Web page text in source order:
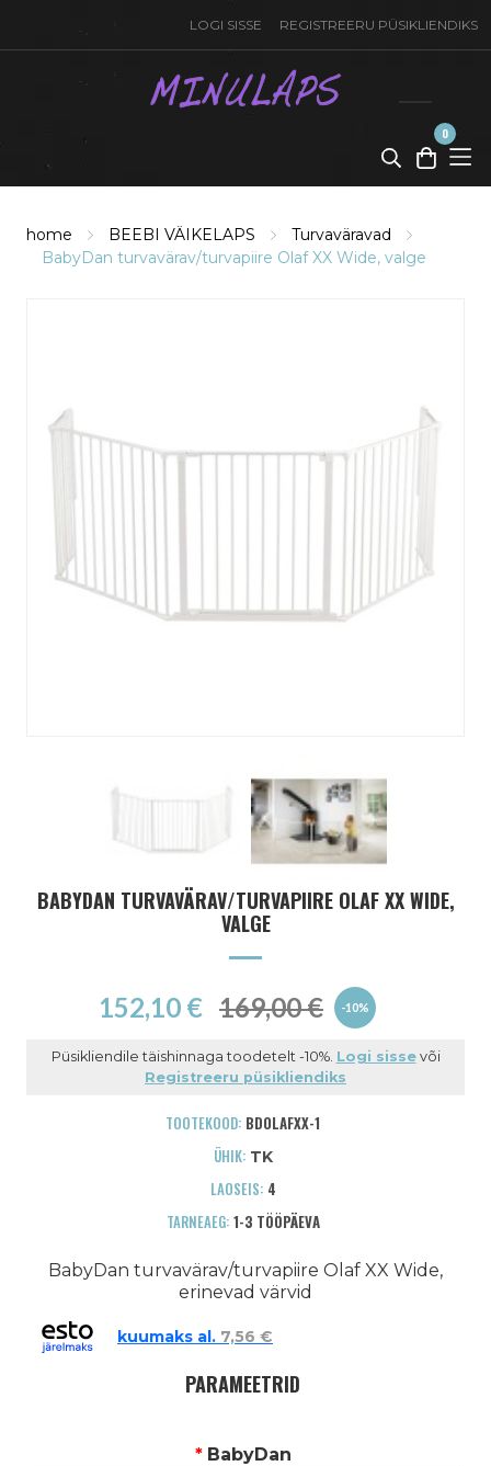
LOGI SISSE REGISTREERU PÜSIKLIENDIKS
0
toode(t)
home BEEBI VÄIKELAPS
Turvaväravad
BabyDan turvavärav/turvapiire Olaf XX Wide, valge
BABYDAN TURVAVÄRAV/TURVAPIIRE OLAF XX WIDE,
VALGE
152,10 € 169,00 € -10%
Püsikliendile täishinnaga toodetelt -10%. Logi sissevõi
Registreeru püsikliendiks
TOOTEKOOD: BDOLAFXX-1
ÜHIK:TK
LAOSEIS: 4
TARNEAEG: 1-3 TÖÖPÄEVA
BabyDan turvavärav/turvapiire Olaf XX Wide,
erinevad värvid
kuumaks al. 7,56 €
PARAMEETRID
* BabyDan